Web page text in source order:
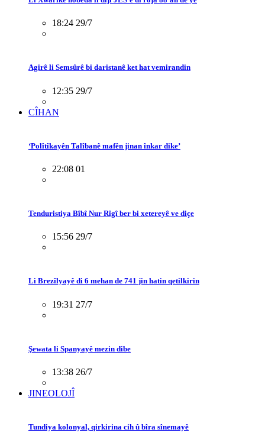
18:24 29/7
Agirê li Semsûrê bi daristanê ket hat vemirandin
12:35 29/7
CÎHAN
‘Polîtîkayên Talîbanê mafên jinan înkar dike’
22:08 01
Tenduristiya Bîbî Nur Rîgî ber bi xetereyê ve diçe
15:56 29/7
Li Brezîlyayê di 6 mehan de 741 jin hatin qetilkirin
19:31 27/7
Şewata li Spanyayê mezin dibe
13:38 26/7
JINEOLOJÎ
Tundiya kolonyal, qirkirina cih û bîra sînemayê